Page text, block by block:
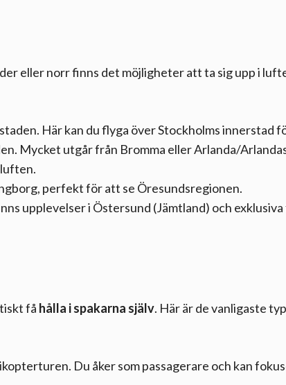
eller norr finns det möjligheter att ta sig upp i
Här kan du flyga över Stockholms innerstad
Mycket utgår från Bromma eller Arlanda/
perfekt för att se Öresundsregionen.
upplevelser i Östersund (Jämtland) och
få hålla i spakarna själv. Här är de vanligaste
Du åker som passagerare och kan